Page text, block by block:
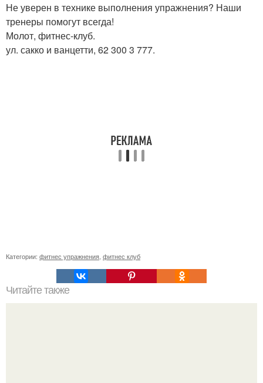
Не уверен в технике выполнения упражнения? Наши
тренеры помогут всегда!
Молот, фитнес-клуб.
ул. сакко и ванцетти, 62 300 3 777.
Категории: фитнес упражнения, фитнес клуб
Читайте также